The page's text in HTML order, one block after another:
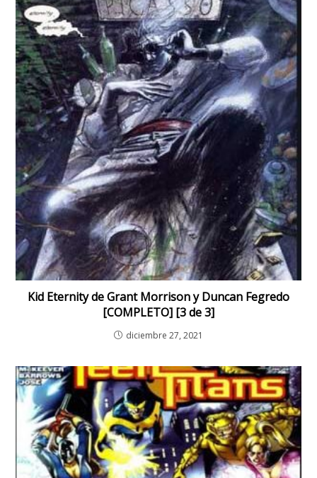
Kid Eternity de Grant Morrison y Duncan Fegredo
[COMPLETO] [3 de 3]
diciembre 27, 2021